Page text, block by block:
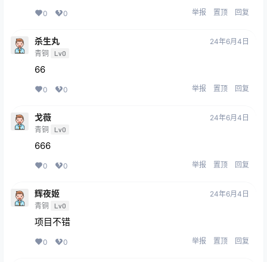
0 0 举报 置顶 回复
杀生丸
青铜 Lv0
24年6月4日
66
0 0 举报 置顶 回复
戈薇
青铜 Lv0
24年6月4日
666
0 0 举报 置顶 回复
辉夜姬
青铜 Lv0
24年6月4日
项目不错
0 0 举报 置顶 回复